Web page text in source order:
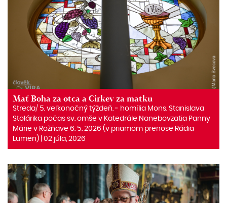
Mať Boha za otca a Cirkev za matku
Streda/ 5. veľkonočný týždeň. ‒ homília Mons. Stanislava
Stolárika počas sv. omše v Katedrále Nanebovzatia Panny
Márie v Rožňave 6. 5. 2026 (v priamom prenose Rádia
Lumen) | 02 júla, 2026